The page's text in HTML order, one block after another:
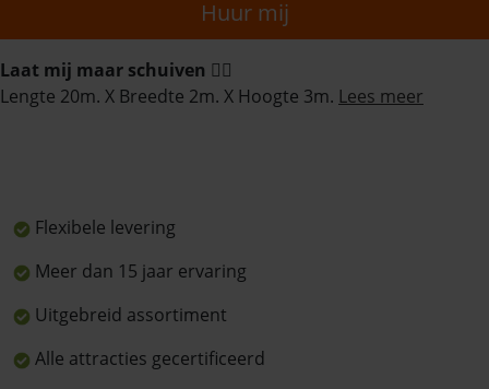
Huur mij
Laat mij maar schuiven 🏊‍♀️
Lengte 20m. X Breedte 2m. X Hoogte 3m. Lees meer
Flexibele levering
Meer dan 15 jaar ervaring
Uitgebreid assortiment
Alle attracties gecertificeerd